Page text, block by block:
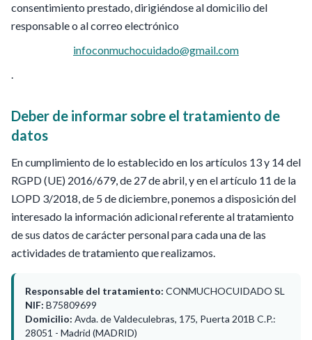
consentimiento prestado, dirigiéndose al domicilio del
responsable o al correo electrónico
infoconmuchocuidado@gmail.com
.
Deber de informar sobre el tratamiento de
datos
En cumplimiento de lo establecido en los artículos 13 y 14 del
RGPD (UE) 2016/679, de 27 de abril, y en el artículo 11 de la
LOPD 3/2018, de 5 de diciembre, ponemos a disposición del
interesado la información adicional referente al tratamiento
de sus datos de carácter personal para cada una de las
actividades de tratamiento que realizamos.
Responsable del tratamiento: CONMUCHOCUIDADO SL
NIF: B75809699
Domicilio: Avda. de Valdeculebras, 175, Puerta 201B C.P.:
28051 - Madrid (MADRID)